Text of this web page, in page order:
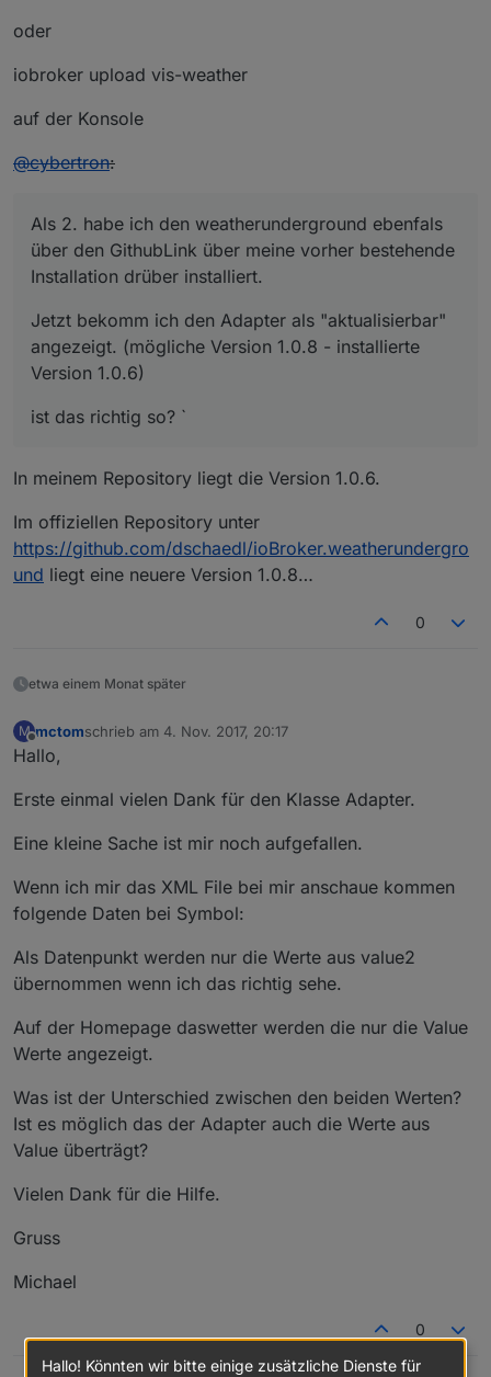
oder
iobroker upload vis-weather
auf der Konsole
@cybertron:
Als 2. habe ich den weatherunderground ebenfals
über den GithubLink über meine vorher bestehende
Installation drüber installiert.
Jetzt bekomm ich den Adapter als "aktualisierbar"
angezeigt. (mögliche Version 1.0.8 - installierte
Version 1.0.6)
ist das richtig so? `
In meinem Repository liegt die Version 1.0.6.
Im offiziellen Repository unter
https://github.com/dschaedl/ioBroker.weatherundergro
und liegt eine neuere Version 1.0.8…
0
etwa einem Monat später
M
Offline
mctomschrieb am 4. Nov. 2017, 20:17
zuletzt editiert von
Hallo,
Erste einmal vielen Dank für den Klasse Adapter.
Eine kleine Sache ist mir noch aufgefallen.
Wenn ich mir das XML File bei mir anschaue kommen
folgende Daten bei Symbol:
Als Datenpunkt werden nur die Werte aus value2
übernommen wenn ich das richtig sehe.
Auf der Homepage daswetter werden die nur die Value
Werte angezeigt.
Was ist der Unterschied zwischen den beiden Werten?
Ist es möglich das der Adapter auch die Werte aus
Value überträgt?
Vielen Dank für die Hilfe.
Gruss
Michael
0
Hallo! Könnten wir bitte einige zusätzliche Dienste für